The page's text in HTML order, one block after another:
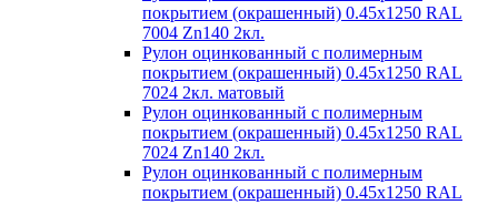
покрытием (окрашенный) 0.45x1250 RAL
7004 Zn140 2кл.
Рулон оцинкованный с полимерным
покрытием (окрашенный) 0.45x1250 RAL
7024 2кл. матовый
Рулон оцинкованный с полимерным
покрытием (окрашенный) 0.45x1250 RAL
7024 Zn140 2кл.
Рулон оцинкованный с полимерным
покрытием (окрашенный) 0.45x1250 RAL